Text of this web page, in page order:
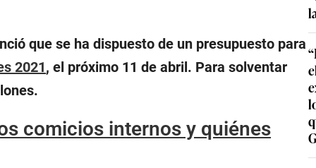
que se ha dispuesto de un presupuesto para
2021, el próximo 11 de abril. Para solventar
comicios internos y quiénes